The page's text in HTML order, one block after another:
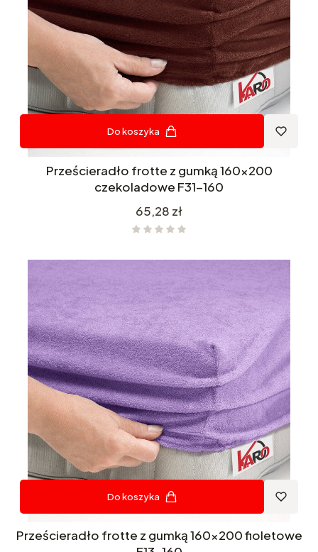
Do koszyka
Prześcieradło frotte z gumką 160x200
czekoladowe F31-160
Cena
65,28 zł
Do koszyka
Prześcieradło frotte z gumką 160x200 fioletowe